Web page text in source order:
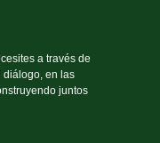
a través de
diálogo, en las
juntos